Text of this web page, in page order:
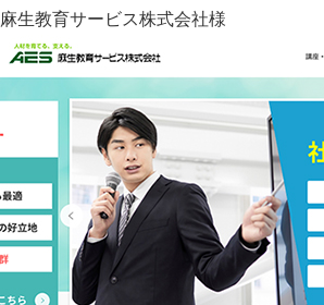
麻生教育サービス株式会社様